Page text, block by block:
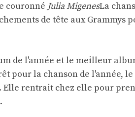
couronné Julia MigenesLa
de tête aux Grammys
de l'année et le meilleur
pour la chanson de l'année,
rentrait chez elle pour